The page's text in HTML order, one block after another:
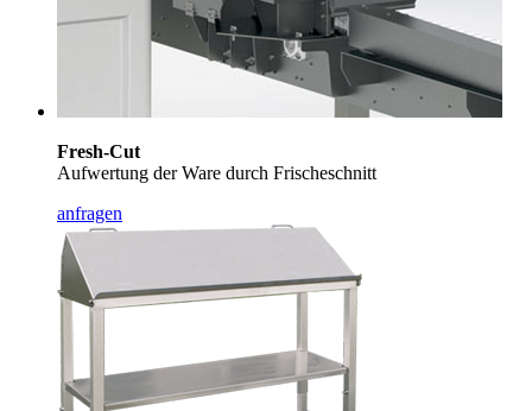
Fresh-Cut
Aufwertung der Ware durch Frischeschnitt
anfragen